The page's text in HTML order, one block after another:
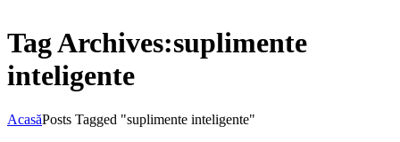
Tag Archives:suplimente
inteligente
AcasăPosts Tagged "suplimente inteligente"